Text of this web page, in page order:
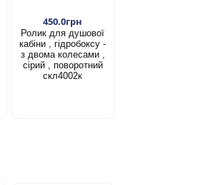
450.0грн
Ролик для душової
кабіни , гідробоксу -
з двома колесами ,
сірий , поворотний
скл4002к